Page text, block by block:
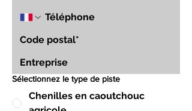
Sélectionnez le type de piste
Chenilles en caoutchouc